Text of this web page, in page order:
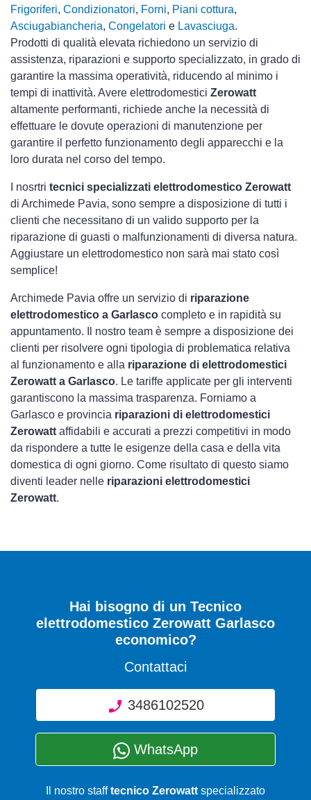
Frigoriferi, Condizionatori, Forni, Piani cottura,
Asciugabiancheria, Congelatori e Lavasciuga.
Prodotti di qualità elevata richiedono un servizio di
assistenza, riparazioni e supporto specializzato, in grado di
garantire la massima operatività, riducendo al minimo i
tempi di inattività. Avere elettrodomestici Zerowatt
altamente performanti, richiede anche la necessità di
effettuare le dovute operazioni di manutenzione per
garantire il perfetto funzionamento degli apparecchi e la
loro durata nel corso del tempo.
I nosrtri tecnici specializzati elettrodomestico Zerowatt
di Archimede Pavia, sono sempre a disposizione di tutti i
clienti che necessitano di un valido supporto per la
riparazione di guasti o malfunzionamenti di diversa natura.
Aggiustare un elettrodomestico non sarà mai stato così
semplice!
Archimede Pavia offre un servizio di riparazione
elettrodomestico a Garlasco completo e in rapidità su
appuntamento. Il nostro team è sempre a disposizione dei
clienti per risolvere ogni tipologia di problematica relativa
al funzionamento e alla riparazione di elettrodomestici
Zerowatt a Garlasco. Le tariffe applicate per gli interventi
garantiscono la massima trasparenza. Forniamo a
Garlasco e provincia riparazioni di elettrodomestici
Zerowatt affidabili e accurati a prezzi competitivi in modo
da rispondere a tutte le esigenze della casa e della vita
domestica di ogni giorno. Come risultato di questo siamo
diventi leader nelle riparazioni elettrodomestici
Zerowatt.
Hai bisogno di un Tecnico
elettrodomestico Zerowatt Garlasco
economico?
Contattaci
3486102520
WhatsApp
Il nostro stafftecnico Zerowatt specializzato